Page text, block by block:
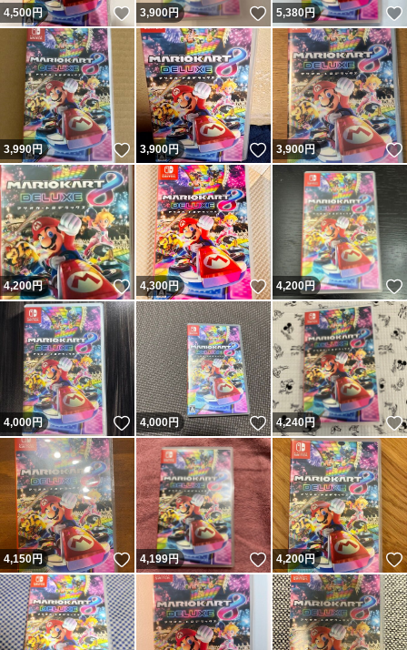
4,500円 いいね！
3,900円 いいね！
5,380円
3,990円 いいね！
3,900円 いいね！
3,900円
4,200円 いいね！
4,300円 いいね！
4,200円
4,000円 いいね！
4,000円 いいね！
4,240円
4,150円 いいね！
4,199円 いいね！
4,200円